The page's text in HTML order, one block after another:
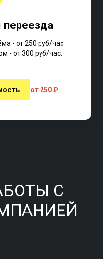
переезда
- от 250 руб/час
- от 300 руб/час.
от 250 ₽
С